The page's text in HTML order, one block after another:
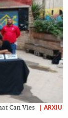
Can Vies | ARXIU